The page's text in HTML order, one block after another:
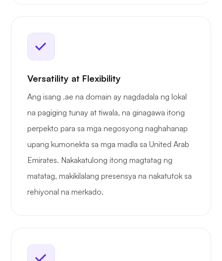
Versatility at Flexibility
Ang isang .ae na domain ay nagdadala ng lokal
na pagiging tunay at tiwala, na ginagawa itong
perpekto para sa mga negosyong naghahanap
upang kumonekta sa mga madla sa United Arab
Emirates. Nakakatulong itong magtatag ng
matatag, makikilalang presensya na nakatutok sa
rehiyonal na merkado.